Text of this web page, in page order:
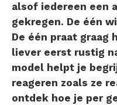
alsof iedereen een
gekregen. De één
De één praat graag
liever eerst rustig
model helpt je
reageren zoals ze
ontdek hoe je per